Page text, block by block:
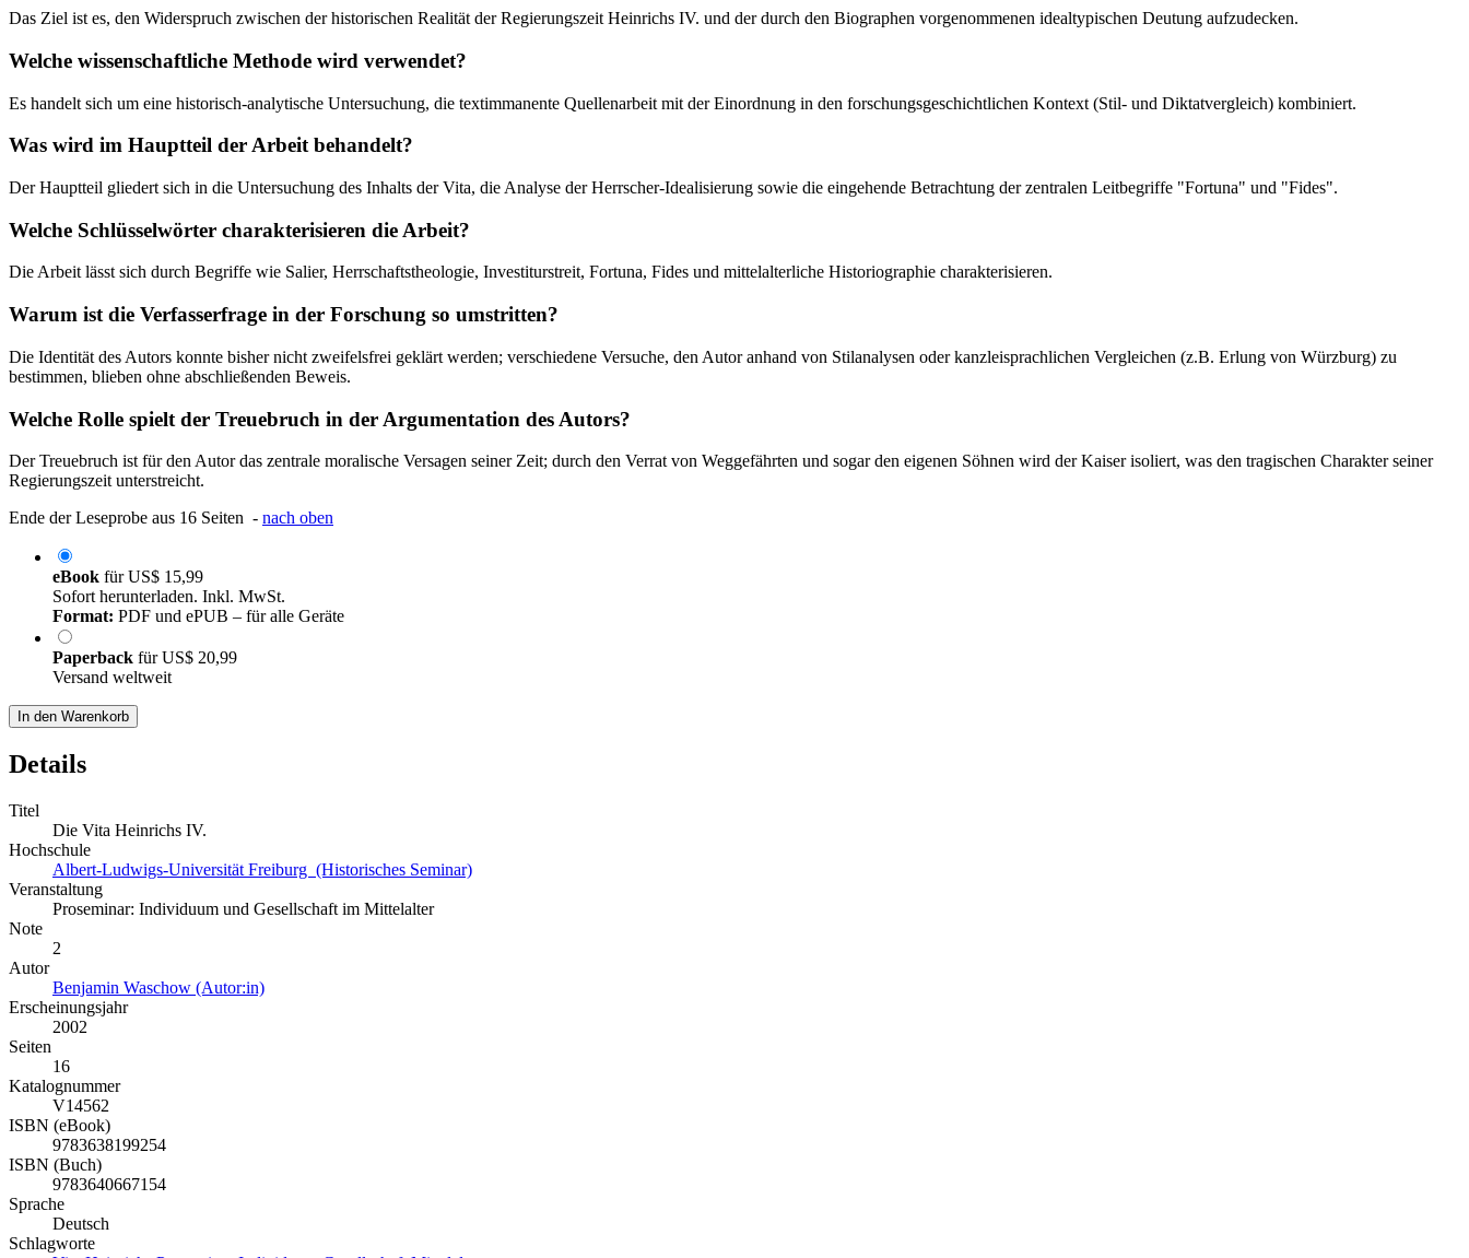
Das Ziel ist es, den Widerspruch zwischen der historischen Realität der Regierungszeit Heinrichs IV. und der durch den Biographen vorgenommenen idealtypischen Deutung aufzudecken.
Welche wissenschaftliche Methode wird verwendet?
Es handelt sich um eine historisch-analytische Untersuchung, die textimmanente Quellenarbeit mit der Einordnung in den forschungsgeschichtlichen Kontext (Stil- und Diktatvergleich) kombiniert.
Was wird im Hauptteil der Arbeit behandelt?
Der Hauptteil gliedert sich in die Untersuchung des Inhalts der Vita, die Analyse der Herrscher-Idealisierung sowie die eingehende Betrachtung der zentralen Leitbegriffe "Fortuna" und "Fides".
Welche Schlüsselwörter charakterisieren die Arbeit?
Die Arbeit lässt sich durch Begriffe wie Salier, Herrschaftstheologie, Investiturstreit, Fortuna, Fides und mittelalterliche Historiographie charakterisieren.
Warum ist die Verfasserfrage in der Forschung so umstritten?
Die Identität des Autors konnte bisher nicht zweifelsfrei geklärt werden; verschiedene Versuche, den Autor anhand von Stilanalysen oder kanzleisprachlichen Vergleichen (z.B. Erlung von Würzburg) zu
bestimmen, blieben ohne abschließenden Beweis.
Welche Rolle spielt der Treuebruch in der Argumentation des Autors?
Der Treuebruch ist für den Autor das zentrale moralische Versagen seiner Zeit; durch den Verrat von Weggefährten und sogar den eigenen Söhnen wird der Kaiser isoliert, was den tragischen Charakter seiner
Regierungszeit unterstreicht.
Ende der Leseprobe aus 16 Seiten - nach oben
eBook fürUS$ 15,99
Sofort herunterladen. Inkl. MwSt.
Format: PDF und ePUB – für alle Geräte
Paperback fürUS$ 20,99
Versand weltweit
In den Warenkorb
Details
Titel
Die Vita Heinrichs IV.
Hochschule
Albert-Ludwigs-Universität Freiburg (Historisches Seminar)
Veranstaltung
Proseminar: Individuum und Gesellschaft im Mittelalter
Note
2
Autor
Benjamin Waschow (Autor:in)
Erscheinungsjahr
2002
Seiten
16
Katalognummer
V14562
ISBN (eBook)
9783638199254
ISBN (Buch)
9783640667154
Sprache
Deutsch
Schlagworte